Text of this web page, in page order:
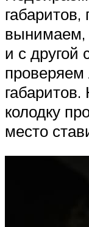
вынимаем,
и с другой
колодку
место